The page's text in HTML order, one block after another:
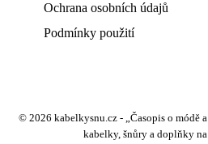
Ochrana osobních údajů
Podmínky použití
© 2026 kabelkysnu.cz - „Časopis o módě
kabelky, šnůry a doplňky